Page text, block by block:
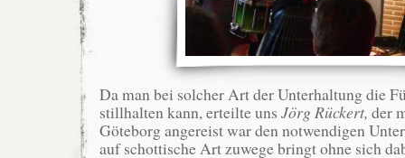
Da man bei solcher Art der Unterhaltung die
stillhalten kann, erteilte uns Jörg Rückert, der
Göteborg angereist war den notwendigen
auf schottische Art zuwege bringt ohne sich